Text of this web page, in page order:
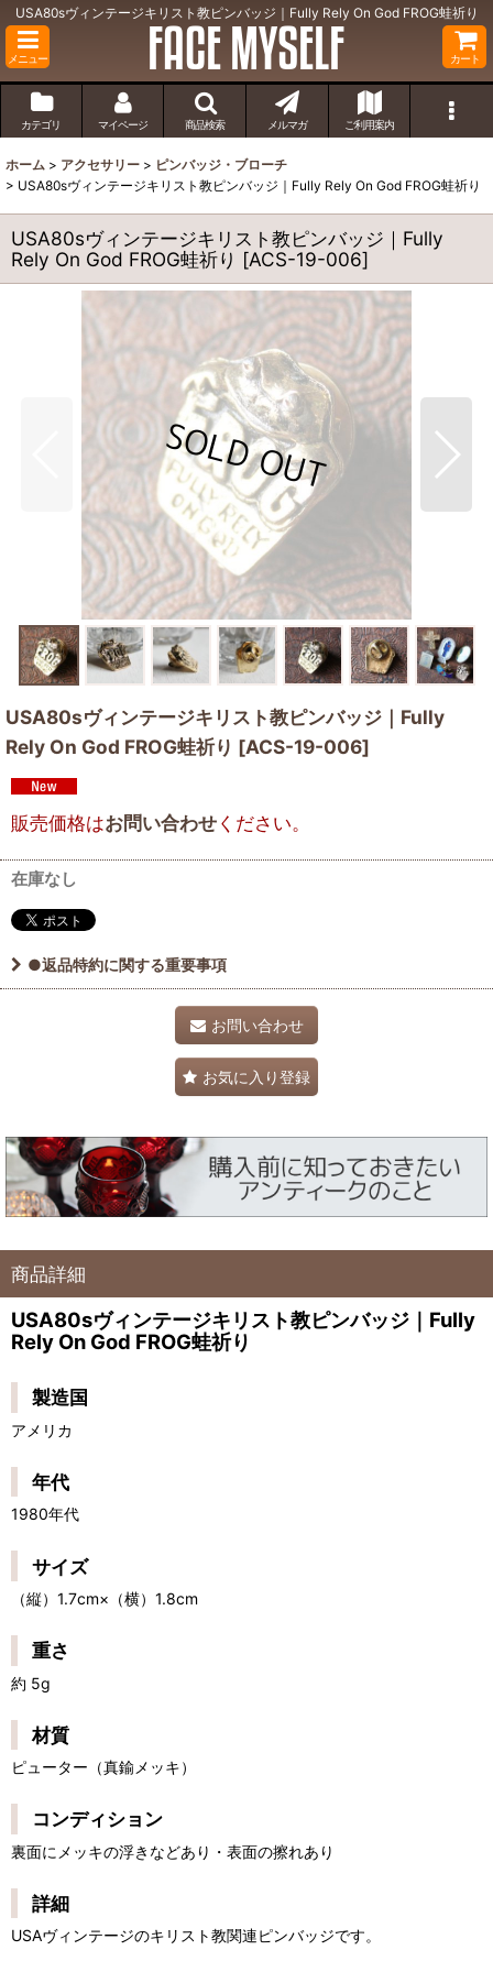
USA80sヴィンテージキリスト教ピンバッジ｜Fully Rely On God FROG蛙祈り
メニュー カート
カテゴリ マイページ 商品検索 メルマガ ご利用案内
ホーム > アクセサリー > ピンバッジ・ブローチ
> USA80sヴィンテージキリスト教ピンバッジ｜Fully Rely On God FROG蛙祈り
USA80sヴィンテージキリスト教ピンバッジ｜Fully
Rely On God FROG蛙祈り [ACS-19-006]
USA80sヴィンテージキリスト教ピンバッジ｜Fully
Rely On God FROG蛙祈り [ACS-19-006]
販売価格はお問い合わせください。
在庫なし
●返品特約に関する重要事項
お問い合わせ
お気に入り登録
商品詳細
USA80sヴィンテージキリスト教ピンバッジ｜Fully
Rely On God FROG蛙祈り
製造国
アメリカ
年代
1980年代
サイズ
（縦）1.7cm×（横）1.8cm
重さ
約 5g
材質
ピューター（真鍮メッキ）
コンディション
裏面にメッキの浮きなどあり・表面の擦れあり
詳細
USAヴィンテージのキリスト教関連ピンバッジです。